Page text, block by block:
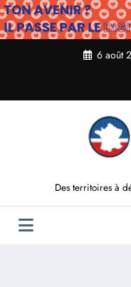
Aller
au
contenu
6 août
Des territoires à